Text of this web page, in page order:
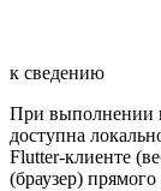
к сведению
При выполнении
доступна
Flutter-клиенте
(браузер)